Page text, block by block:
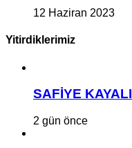
12 Haziran 2023
Yitirdiklerimiz
SAFİYE KAYALI
2 gün önce